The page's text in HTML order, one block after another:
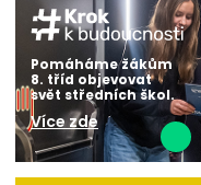
Pomáháme žákům
8. tříd objevovat
svět středních škol.
Více zde